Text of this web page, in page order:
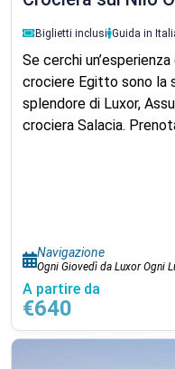
Biglietti inclusi Guida in
Se cerchi
crociere Egitto sono
splendore di Luxor,
crociera Salacia.
Navigazione
Ogni Giovedì da Luxor Ogni
A partire da
€640